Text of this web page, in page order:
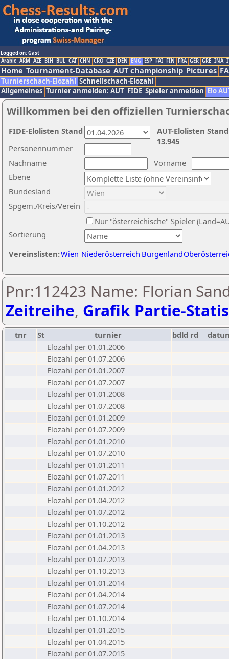
Logged on: Gast
Arabic ARM AZE BIH BUL CAT CHN CRO CZE DEN ENG ESP FAI FIN FRA GER GRE INA
Home Tournament-Database AUT championship Pictures
Turnierschach-Elozahl Schnellschach-Elozahl
Allgemeines Turnier anmelden: AUT FIDE Spieler anmelden Elo
Willkommen bei den offiziellen
Nachname
Vorname
Ebene
Sortierung
Personennummer
Bundesland
Spgem./Kreis/Verein
Nur "österreichische" Spieler
Vereinslisten:Wien Niederösterreich Burgenland
AUT-Elolisten
13.945
FIDE-Elolisten Stand
Pnr:112423 Name: Florian
Zeitreihe, Grafik Partie-
tnr St turnier bdld rd
Elozahl per 01.01.2006
Elozahl per 01.07.2006
Elozahl per 01.01.2007
Elozahl per 01.07.2007
Elozahl per 01.01.2008
Elozahl per 01.07.2008
Elozahl per 01.01.2009
Elozahl per 01.07.2009
Elozahl per 01.01.2010
Elozahl per 01.07.2010
Elozahl per 01.01.2011
Elozahl per 01.07.2011
Elozahl per 01.01.2012
Elozahl per 01.04.2012
Elozahl per 01.07.2012
Elozahl per 01.10.2012
Elozahl per 01.01.2013
Elozahl per 01.04.2013
Elozahl per 01.07.2013
Elozahl per 01.10.2013
Elozahl per 01.01.2014
Elozahl per 01.04.2014
Elozahl per 01.07.2014
Elozahl per 01.10.2014
Elozahl per 01.01.2015
Elozahl per 01.04.2015
Elozahl per 01.07.2015